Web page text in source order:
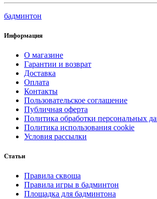
бадминтон
Информация
О магазине
Гарантии и возврат
Доставка
Оплата
Контакты
Пользовательское соглашение
Публичная оферта
Политика обработки персональных
Политика использования cookie
Условия рассылки
Статьи
Правила сквоша
Правила игры в бадминтон
Площадка для бадминтона